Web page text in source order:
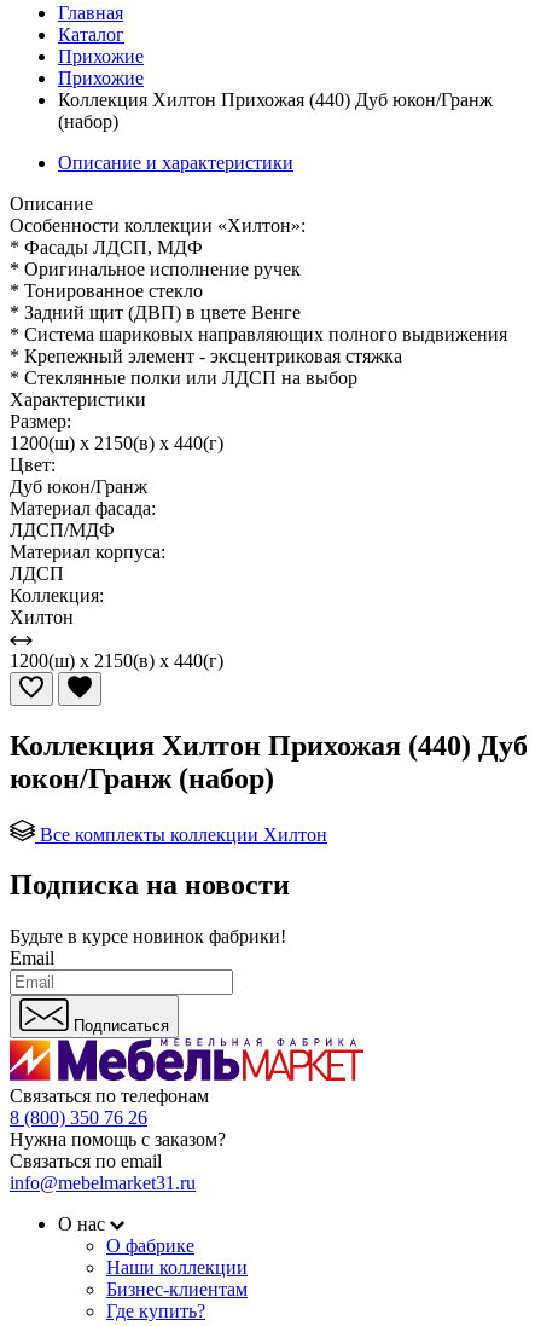
Главная
Каталог
Прихожие
Прихожие
Коллекция Хилтон Прихожая (440) Дуб юкон/Гранж
(набор)
Описание и характеристики
Описание
Особенности коллекции «Хилтон»:
* Фасады ЛДСП, МДФ
* Оригинальное исполнение ручек
* Тонированное стекло
* Задний щит (ДВП) в цвете Венге
* Система шариковых направляющих полного выдвижения
* Крепежный элемент - эксцентриковая стяжка
* Стеклянные полки или ЛДСП на выбор
Характеристики
Размер:
1200(ш) x 2150(в) x 440(г)
Цвет:
Дуб юкон/Гранж
Материал фасада:
ЛДСП/МДФ
Материал корпуса:
ЛДСП
Коллекция:
Хилтон
1200(ш) x 2150(в) x 440(г)
Коллекция Хилтон Прихожая (440) Дуб
юкон/Гранж (набор)
Все комплекты коллекции Хилтон
Подписка на новости
Будьте в курсе новинок фабрики!
Email
Подписаться
Связаться по телефонам
8 (800) 350 76 26
Нужна помощь с заказом?
Связаться по email
info@mebelmarket31.ru
О нас
О фабрике
Наши коллекции
Бизнес-клиентам
Где купить?